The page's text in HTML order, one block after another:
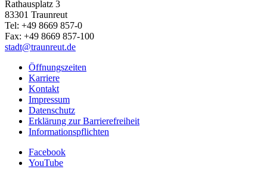
Rathausplatz 3
83301 Traunreut
Tel: +49 8669 857-0
Fax: +49 8669 857-100
stadt@traunreut.de
Öffnungszeiten
Karriere
Kontakt
Impressum
Datenschutz
Erklärung zur Barrierefreiheit
Informationspflichten
Facebook
YouTube